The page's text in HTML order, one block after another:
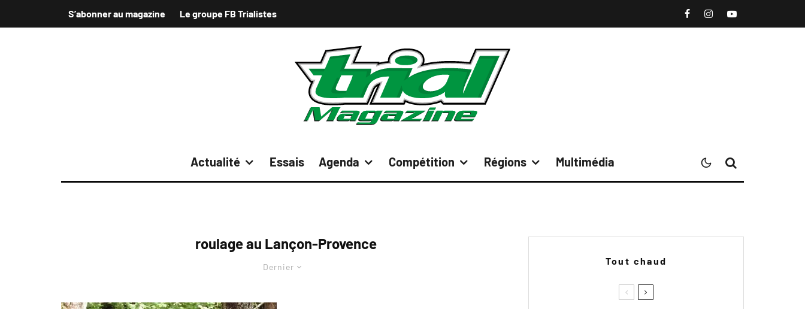
S’abonner au magazine Le groupe FB Trialistes
Actualité Essais Agenda Compétition Régions Multimédia
roulage au Lançon-Provence
Dernier
Tout chaud